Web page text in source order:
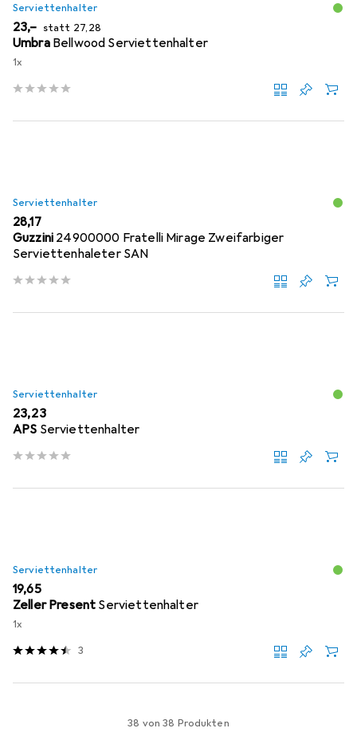
Serviettenhalter
EUR
23,– statt EUR
27,28
Umbra Bellwood Serviettenhalter
1x
Serviettenhalter
EUR
28,17
Guzzini 24900000 Fratelli Mirage Zweifarbiger
Serviettenhaleter SAN
Serviettenhalter
EUR
23,23
APS Serviettenhalter
Serviettenhalter
EUR
19,65
Zeller Present Serviettenhalter
1x
3
38 von 38 Produkten